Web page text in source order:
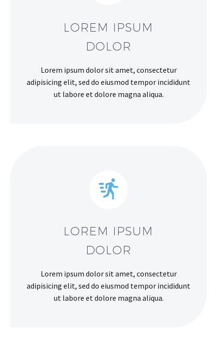
LOREM IPSUM
DOLOR
Lorem ipsum dolor sit amet, consectetur
adipisicing elit, sed do eiusmod tempor incididunt
ut labore et dolore magna aliqua.


LOREM IPSUM
DOLOR
Lorem ipsum dolor sit amet, consectetur
adipisicing elit, sed do eiusmod tempor incididunt
ut labore et dolore magna aliqua.